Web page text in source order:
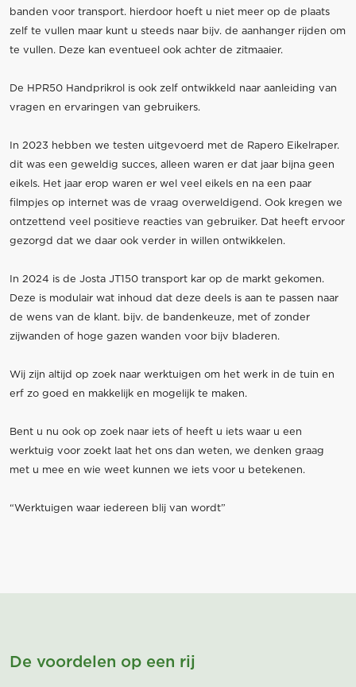
banden voor transport. hierdoor hoeft u niet meer op de plaats
zelf te vullen maar kunt u steeds naar bijv. de aanhanger rijden om
te vullen. Deze kan eventueel ook achter de zitmaaier.
De HPR50 Handprikrol is ook zelf ontwikkeld naar aanleiding van
vragen en ervaringen van gebruikers.
In 2023 hebben we testen uitgevoerd met de Rapero Eikelraper.
dit was een geweldig succes, alleen waren er dat jaar bijna geen
eikels. Het jaar erop waren er wel veel eikels en na een paar
filmpjes op internet was de vraag overweldigend. Ook kregen we
ontzettend veel positieve reacties van gebruiker. Dat heeft ervoor
gezorgd dat we daar ook verder in willen ontwikkelen.
In 2024 is de Josta JT150 transport kar op de markt gekomen.
Deze is modulair wat inhoud dat deze deels is aan te passen naar
de wens van de klant. bijv. de bandenkeuze, met of zonder
zijwanden of hoge gazen wanden voor bijv bladeren.
Wij zijn altijd op zoek naar werktuigen om het werk in de tuin en
erf zo goed en makkelijk en mogelijk te maken.
Bent u nu ook op zoek naar iets of heeft u iets waar u een
werktuig voor zoekt laat het ons dan weten, we denken graag
met u mee en wie weet kunnen we iets voor u betekenen.
“Werktuigen waar iedereen blij van wordt”
De voordelen op een rij